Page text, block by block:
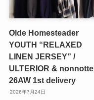
Olde Homesteader
YOUTH “RELAXED
LINEN JERSEY” /
ULTERIOR & nonnotte
26AW 1st delivery
2026年7月24日